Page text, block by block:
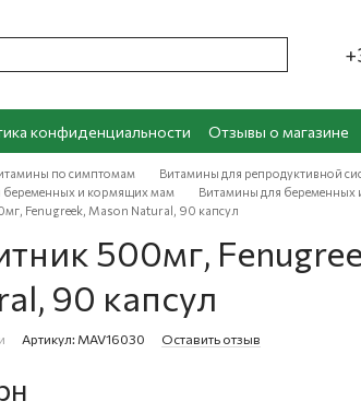
конфиденциальности
Отзывы о магазине
по симптомам
Витамины для репродуктивной
беременных и кормящих мам
Витамины для
Fenugreek, Mason Natural, 90 капсул
500мг,
90 капсул
Артикул: MAV16030 Оставить отзыв